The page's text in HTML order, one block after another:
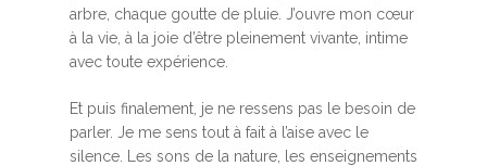
arbre, chaque goutte de pluie. J’ouvre mon cœur
à la vie, à la joie d’être pleinement vivante, intime
avec toute expérience.
Et puis finalement, je ne ressens pas le besoin de
parler. Je me sens tout à fait à l’aise avec le
silence. Les sons de la nature, les enseignements